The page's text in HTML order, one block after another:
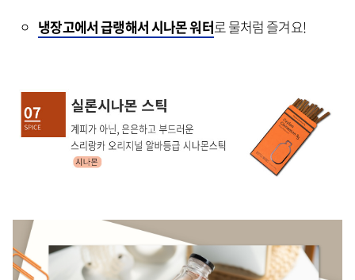
냉장고에서 급랭해서 시나몬 워터로 물처럼 즐겨요!